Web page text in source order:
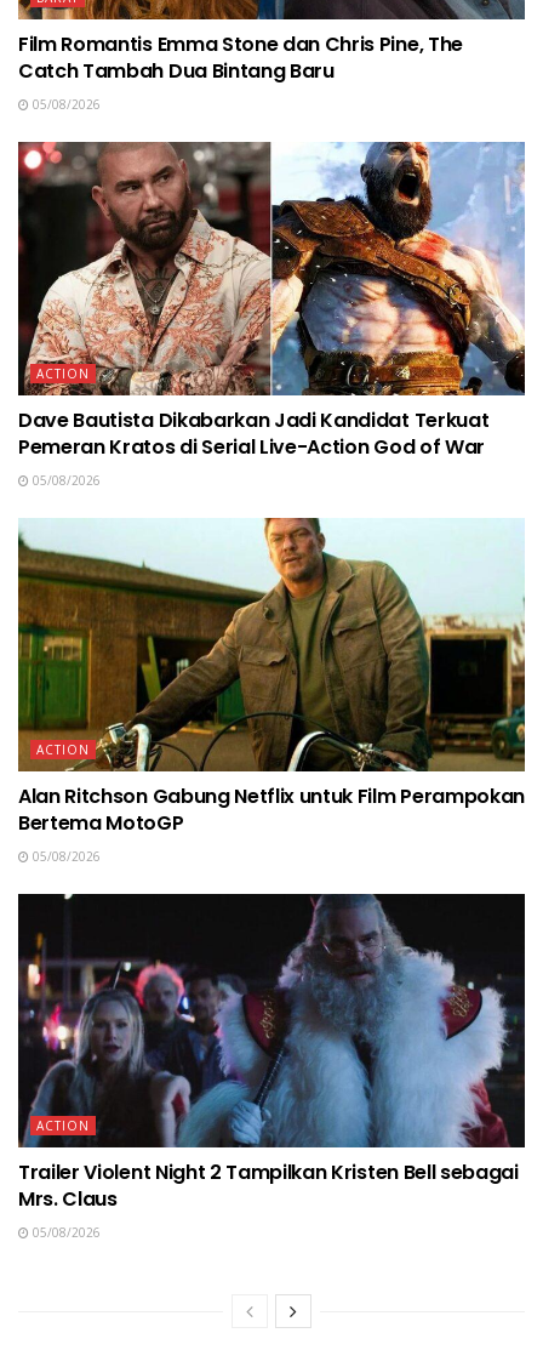
Film Romantis Emma Stone dan Chris Pine, The
Catch Tambah Dua Bintang Baru
05/08/2026
ACTION
Dave Bautista Dikabarkan Jadi Kandidat Terkuat
Pemeran Kratos di Serial Live-Action God of War
05/08/2026
ACTION
Alan Ritchson Gabung Netflix untuk Film Perampokan
Bertema MotoGP
05/08/2026
ACTION
Trailer Violent Night 2 Tampilkan Kristen Bell sebagai
Mrs. Claus
05/08/2026